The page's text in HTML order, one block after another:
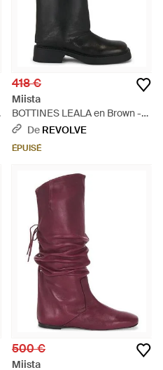
418 €
Miista
BOTTINES LEALA en Brown -
NoirDe REVOLVE
ÉPUISÉ
500 €
Miista